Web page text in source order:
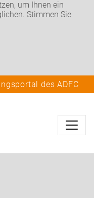
um Ihnen ein
Stimmen Sie
des ADFC